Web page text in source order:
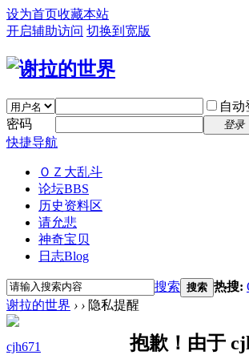
设为首页收藏本站
开启辅助访问 切换到宽版
自动
密码
登录
快捷导航
ＯＺ大乱斗
论坛BBS
历史资料区
请允悲
神奇宝贝
日志Blog
搜索 搜索 热搜:
谢拉的世界 › › 隐私提醒
cjh671 抱歉！由于